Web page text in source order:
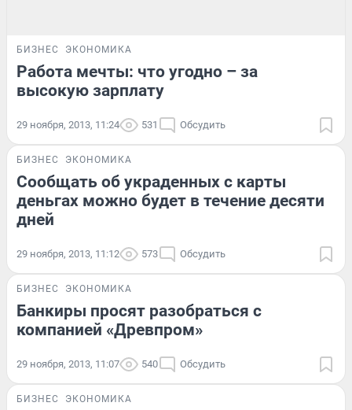
БИЗНЕС ЭКОНОМИКА
Работа мечты: что угодно – за
высокую зарплату
29 ноября, 2013, 11:24 531 Обсудить
БИЗНЕС ЭКОНОМИКА
Сообщать об украденных с карты
деньгах можно будет в течение десяти
дней
29 ноября, 2013, 11:12 573 Обсудить
БИЗНЕС ЭКОНОМИКА
Банкиры просят разобраться с
компанией «Древпром»
29 ноября, 2013, 11:07 540 Обсудить
БИЗНЕС ЭКОНОМИКА